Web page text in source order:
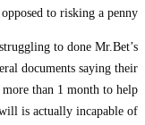
The
label